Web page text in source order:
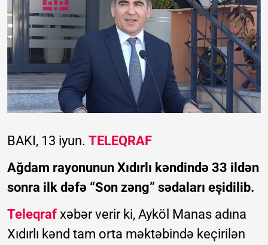
BAKI, 13 iyun. TELEQRAF
Ağdam rayonunun Xıdırlı kəndində 33 ildən
sonra ilk dəfə “Son zəng” sədaları eşidilib.
Teleqraf xəbər verir ki, Ayköl Manas adına
Xıdırlı kənd tam orta məktəbində keçirilən